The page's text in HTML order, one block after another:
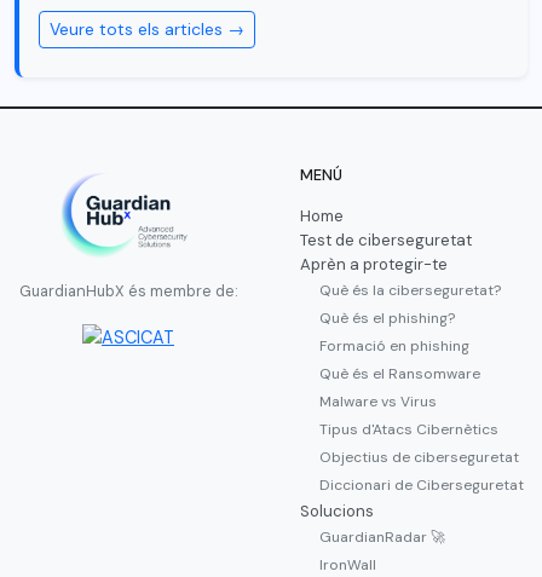
Veure tots els articles →
GuardianHubX és membre de:
MENÚ
Home
Test de ciberseguretat
Aprèn a protegir-te
Què és la ciberseguretat?
Què és el phishing?
Formació en phishing
Què és el Ransomware
Malware vs Virus
Tipus d'Atacs Cibernètics
Objectius de ciberseguretat
Diccionari de Ciberseguretat
Solucions
GuardianRadar 🚀
IronWall